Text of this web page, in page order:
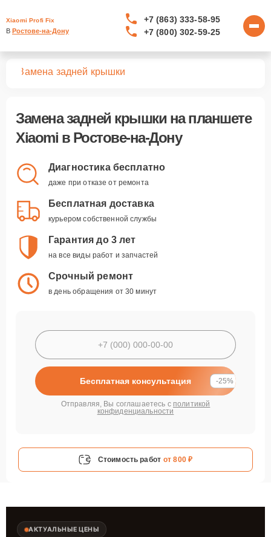
Xiaomi Profi Fix
В Ростове-на-Дону
+7 (863) 333-58-95
+7 (800) 302-59-25
Замена задней крышки
Замена задней крышки на планшете
Xiaomi в Ростове-на-Дону
Диагностика бесплатно
даже при отказе от ремонта
Бесплатная доставка
курьером собственной службы
Гарантия до 3 лет
на все виды работ и запчастей
Срочный ремонт
в день обращения от 30 минут
Бесплатная консультация -25%
Отправляя, Вы соглашаетесь с политикой
конфиденциальности
Стоимость работ от 800 ₽
АКТУАЛЬНЫЕ ЦЕНЫ